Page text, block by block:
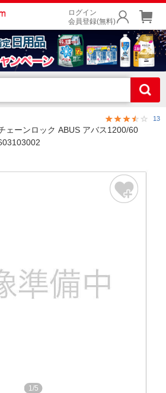
ログイン
会員登録(無料)
13
ェーンロック ABUS アバス1200/60
1/5